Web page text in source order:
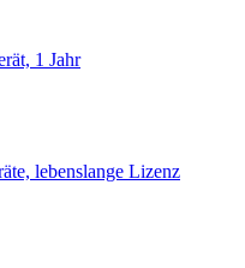
1 Jahr
lebenslange Lizenz